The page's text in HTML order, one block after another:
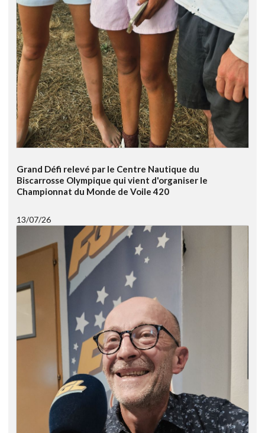
Grand Défi relevé par le Centre Nautique du
Biscarrosse Olympique qui vient d'organiser le
Championnat du Monde de Voile 420
13/07/26